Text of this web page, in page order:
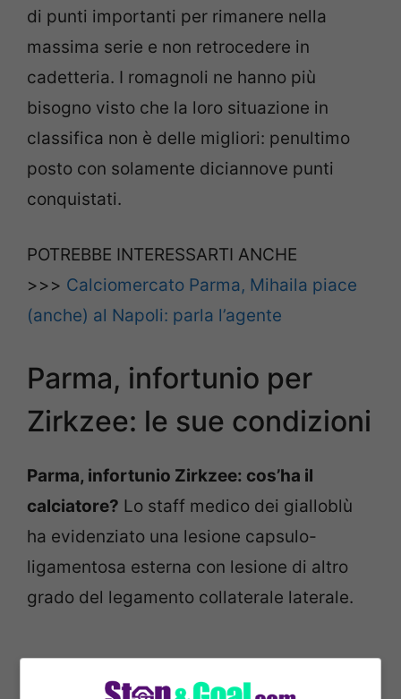
di punti importanti per rimanere nella
massima serie e non retrocedere in
cadetteria. I romagnoli ne hanno più
bisogno visto che la loro situazione in
classifica non è delle migliori: penultimo
posto con solamente diciannove punti
conquistati.
POTREBBE INTERESSARTI ANCHE
>>> Calciomercato Parma, Mihaila piace
(anche) al Napoli: parla l’agente
Parma, infortunio per
Zirkzee: le sue condizioni
Parma, infortunio Zirkzee: cos’ha il
calciatore? Lo staff medico dei gialloblù
ha evidenziato una lesione capsulo-
ligamentosa esterna con lesione di altro
grado del legamento collaterale laterale.